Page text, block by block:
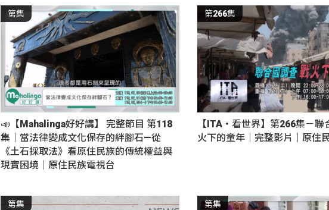
第集
📣【Mahalinga好好講】 完整節目 第118
集｜當法律變成文化保存的絆腳石—從
《土石採取法》看原住民族的傳統權益與
現實困境｜原住民族電視台
第266集
【ITA・看世界】第266集－聯
火下的童年｜完整影片｜原住
第集 第集